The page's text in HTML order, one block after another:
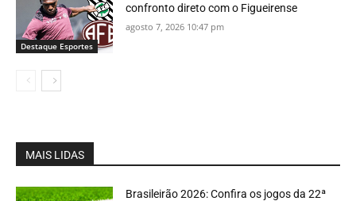
Destaque Esportes
confronto direto com o Figueirense
agosto 7, 2026 10:47 pm
MAIS LIDAS
Brasileirão 2026: Confira os jogos da 22ª